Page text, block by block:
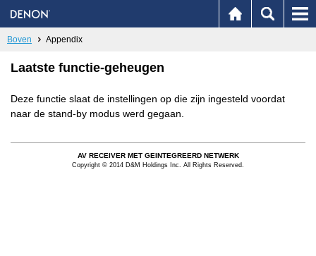
Boven Appendix
Laatste functie-geheugen
Deze functie slaat de instellingen op die zijn ingesteld voordat
naar de stand-by modus werd gegaan.
AV RECEIVER MET GEINTEGREERD NETWERK
Copyright © 2014 D&M Holdings Inc. All Rights Reserved.